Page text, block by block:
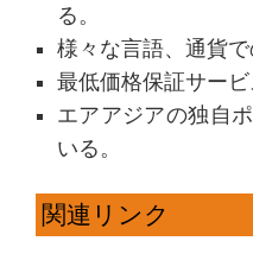
る。
様々な言語、通貨
最低価格保証サービ
エアアジアの独自
いる。
関連リンク